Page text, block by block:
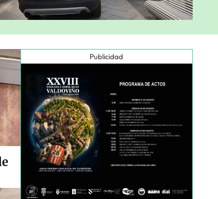
Publicidad